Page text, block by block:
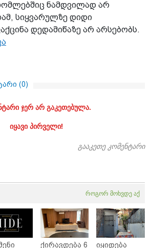
ნამდვილად არ
სიყვარულზე დიდი
დედამიწაზე არ არსებობს.
(0)
ჯერ არ გაკეთებულა.
იყავი პირველი!
გააკეთე კომენტარი
როგორ მოხვდე აქ
ქირავდება 6
იყიდება